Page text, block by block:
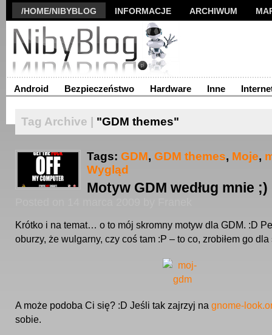
/HOME/NIBYBLOG INFORMACJE ARCHIWUM
Android Bezpieczeństwo Hardware Inne
Tag Archive | "GDM themes"
Tags: GDM, GDM themes, Moje,
Wygląd
Motyw GDM według mnie ;)
Krótko i na temat… o to mój skromny motyw dla GDM. :D
oburzy, że wulgarny, czy coś tam :P – to co, zrobiłem go
A może podoba Ci się? :D Jeśli tak zajrzyj na gnome-
sobie.